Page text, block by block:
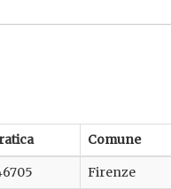
Comune
Firenze